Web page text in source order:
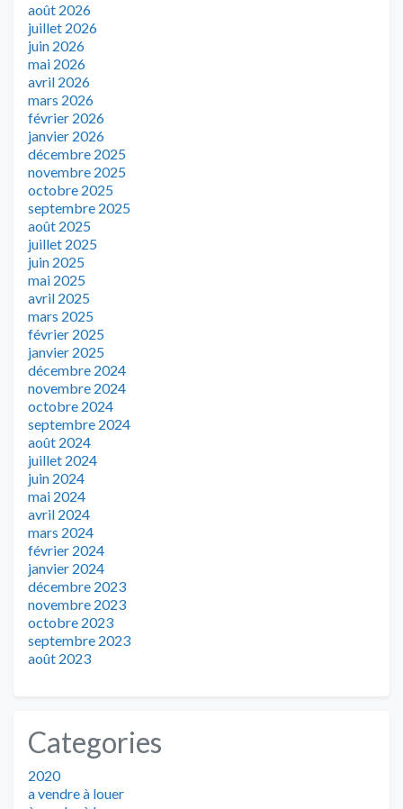
août 2026
juillet 2026
juin 2026
mai 2026
avril 2026
mars 2026
février 2026
janvier 2026
décembre 2025
novembre 2025
octobre 2025
septembre 2025
août 2025
juillet 2025
juin 2025
mai 2025
avril 2025
mars 2025
février 2025
janvier 2025
décembre 2024
novembre 2024
octobre 2024
septembre 2024
août 2024
juillet 2024
juin 2024
mai 2024
avril 2024
mars 2024
février 2024
janvier 2024
décembre 2023
novembre 2023
octobre 2023
septembre 2023
août 2023
Categories
2020
a vendre à louer